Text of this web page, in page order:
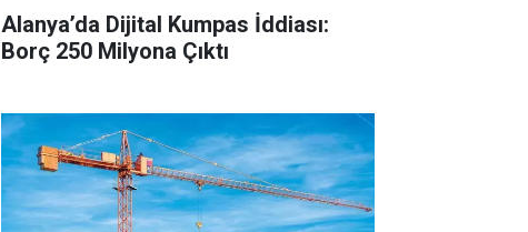
Alanya’da Dijital Kumpas İddiası:
Borç 250 Milyona Çıktı